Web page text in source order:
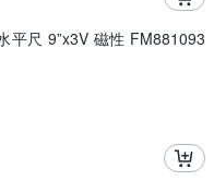
平尺 9”x3V 磁性 FM881093